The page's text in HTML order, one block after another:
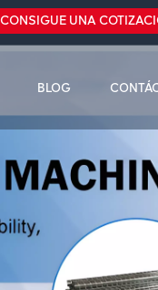
CONSIGUE UNA
BLOG